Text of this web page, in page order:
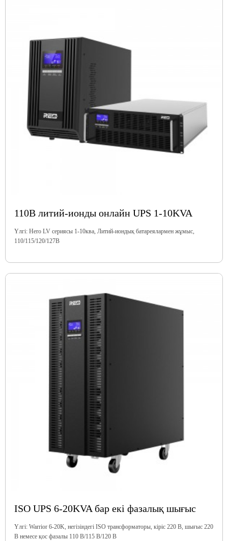
110В литий-ионды онлайн UPS 1-10KVA
Үлгі: Hero LV сериясы 1-10ква, Литий-иондық батареялармен жұмыс,
110/115/120/127В
ISO UPS 6-20KVA бар екі фазалық шығыс
Үлгі: Warrior 6-20K, негізіндегі ISO трансформаторы, кіріс 220 В, шығыс 220
В немесе қос фазалы 110 В/115 В/120 В